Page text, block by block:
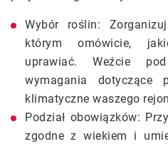
Wybór roślin:
którym omówicie,
uprawiać. Weźcie
wymagania dotyczące
klimatyczne waszego
Podział obowiązków:
zgodne z wiekiem i